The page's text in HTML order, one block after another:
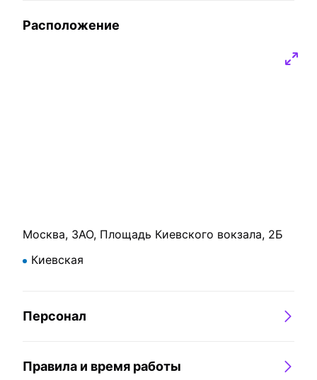
Расположение
Москва, ЗАО, Площадь Киевского вокзала, 2Б
Киевская
Персонал
Правила и время работы